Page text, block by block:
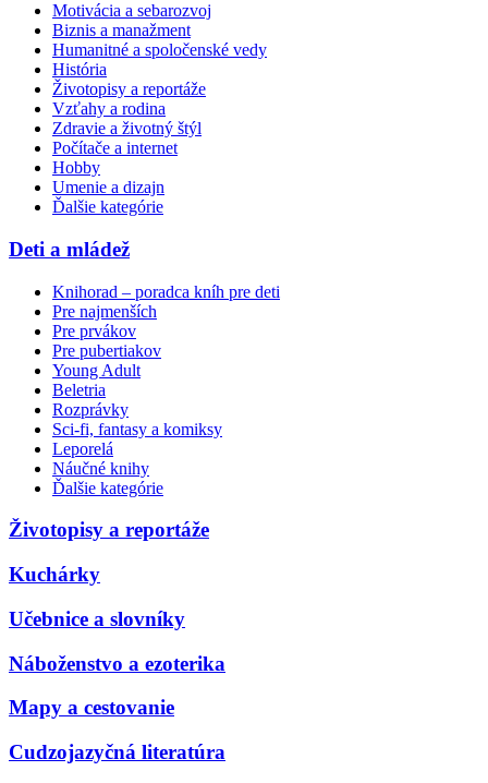
Motivácia a sebarozvoj
Biznis a manažment
Humanitné a spoločenské vedy
História
Životopisy a reportáže
Vzťahy a rodina
Zdravie a životný štýl
Počítače a internet
Hobby
Umenie a dizajn
Ďalšie kategórie
Deti a mládež
Knihorad – poradca kníh pre deti
Pre najmenších
Pre prvákov
Pre pubertiakov
Young Adult
Beletria
Rozprávky
Sci-fi, fantasy a komiksy
Leporelá
Náučné knihy
Ďalšie kategórie
Životopisy a reportáže
Kuchárky
Učebnice a slovníky
Náboženstvo a ezoterika
Mapy a cestovanie
Cudzojazyčná literatúra